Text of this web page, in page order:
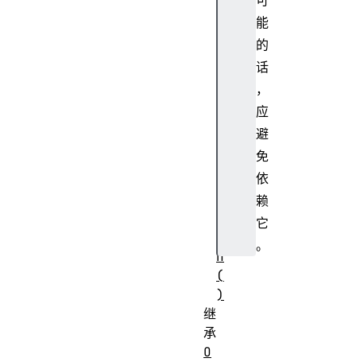
能
的
话
，
应
避
免
依
赖
它
。
n
(
)
继
承
O